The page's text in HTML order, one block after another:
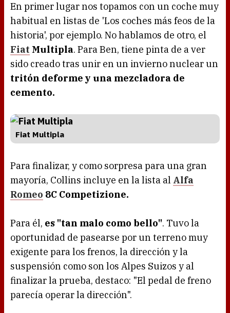
En primer lugar nos topamos con un coche muy
habitual en listas de 'Los coches más feos de la
historia', por ejemplo. No hablamos de otro, el
Fiat Multipla. Para Ben, tiene pinta de a ver
sido creado tras unir en un invierno nuclear un
tritón deforme y una mezcladora de
cemento.
Fiat Multipla
Para finalizar, y como sorpresa para una gran
mayoría, Collins incluye en la lista al Alfa
Romeo 8C Competizione.
Para él, es "tan malo como bello". Tuvo la
oportunidad de pasearse por un terreno muy
exigente para los frenos, la dirección y la
suspensión como son los Alpes Suizos y al
finalizar la prueba, destaco: "El pedal de freno
parecía operar la dirección".